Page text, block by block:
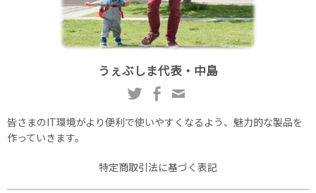
うぇぶしま代表・中島
皆さまのIT環境がより便利で使いやすくなるよう、魅力的な製品を
作っていきます。
特定商取引法に基づく表記